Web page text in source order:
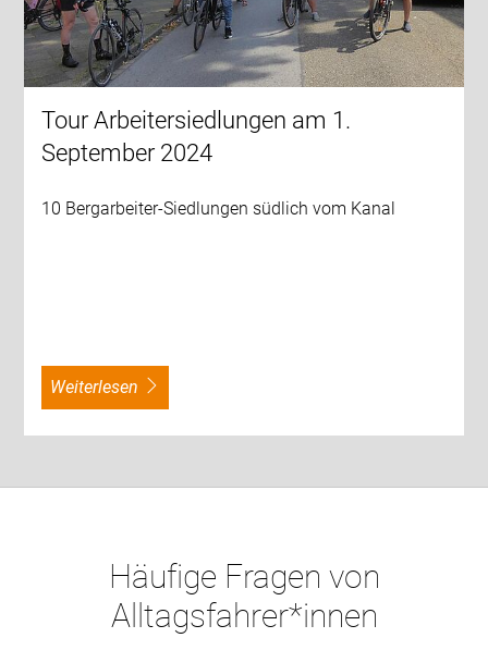
Tour Arbeitersiedlungen am 1.
September 2024
10 Bergarbeiter-Siedlungen südlich vom Kanal
weiterlesen
Häufige Fragen von
Alltagsfahrer*innen